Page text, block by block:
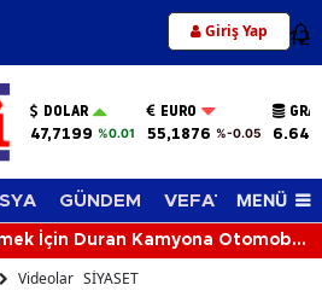
Giriş Yap 12
DOLAR
47,7199 %0.01
EURO
55,1876 %-0.05
GÜNDEM VEFAT EDENLER
MENÜ
İçin Duran Kamyona Otomobil
Videolar SİYASET